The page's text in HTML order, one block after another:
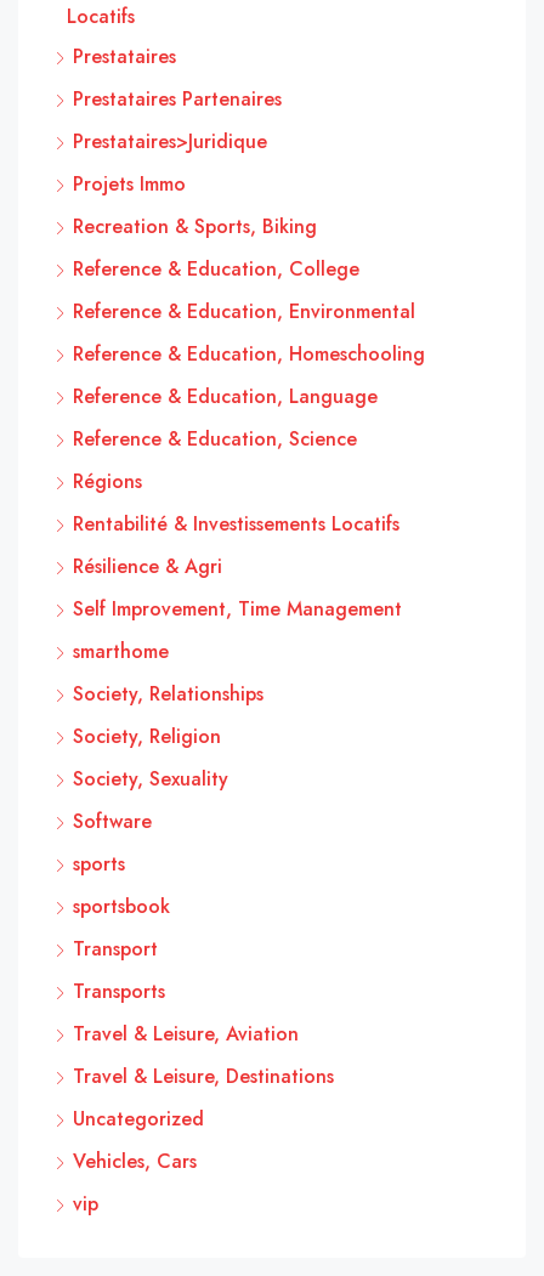
Locatifs
Prestataires
Prestataires Partenaires
Prestataires>Juridique
Projets Immo
Recreation & Sports, Biking
Reference & Education, College
Reference & Education, Environmental
Reference & Education, Homeschooling
Reference & Education, Language
Reference & Education, Science
Régions
Rentabilité & Investissements Locatifs
Résilience & Agri
Self Improvement, Time Management
smarthome
Society, Relationships
Society, Religion
Society, Sexuality
Software
sports
sportsbook
Transport
Transports
Travel & Leisure, Aviation
Travel & Leisure, Destinations
Uncategorized
Vehicles, Cars
vip